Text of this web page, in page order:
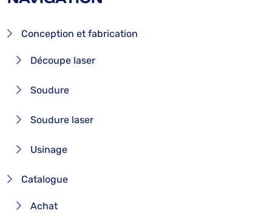
Conception et fabrication
Découpe laser
Soudure
Soudure laser
Usinage
Catalogue
Achat